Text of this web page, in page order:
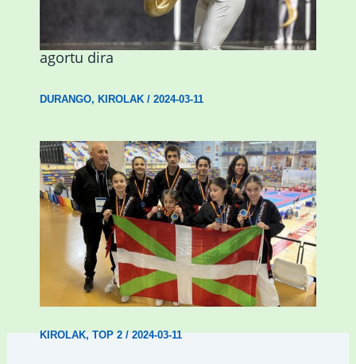
Astelehenean Durangon jokatuko den
emakumezkoen zesta finaleko sarrerak
agortu dira
DURANGO, KIROLAK/ 2024-03-11
Wadokan garaile Espainiako txapelketan
14 dominarekin
KIROLAK,TOP 2/2024-03-11